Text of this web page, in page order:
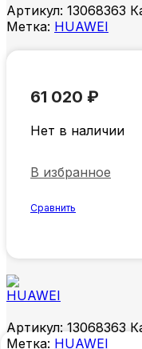
Артикул: 13068363
Метка: HUAWEI
61 020 ₽
Нет в наличии
В избранное
Сравнить
Артикул:13068363
Метка: HUAWEI